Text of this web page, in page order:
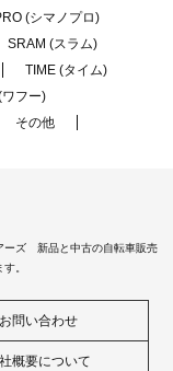
(シマノプロ)
SRAM (スラム)
TIME (タイム)
フー)
その他
ーズ 新品と中古の自転車販売
。
お問い合わせ
概要について